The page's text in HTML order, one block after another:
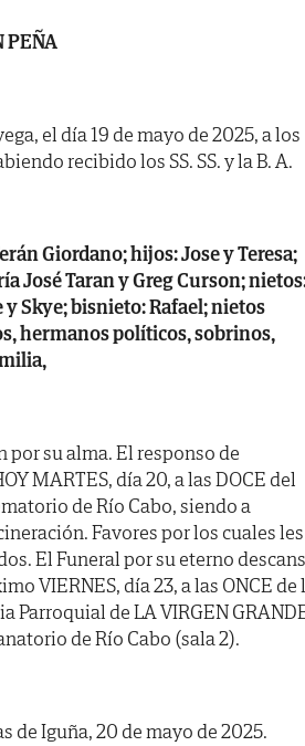
PEÑA
el día 19 de mayo de 2025, a los
recibido los SS. SS. y la B. A.
Giordano; hijos: Jose y Teresa;
José Taran y Greg Curson;
y Skye; bisnieto: Rafael; nietos
hermanos políticos, sobrinos,
por su alma. El responso de
MARTES, día 20, a las DOCE del
de Río Cabo, siendo a
Favores por los cuales les
El Funeral por su eterno
VIERNES, día 23, a las ONCE de
Parroquial de LA VIRGEN
de Río Cabo (sala 2).
de Iguña, 20 de mayo de 2025.